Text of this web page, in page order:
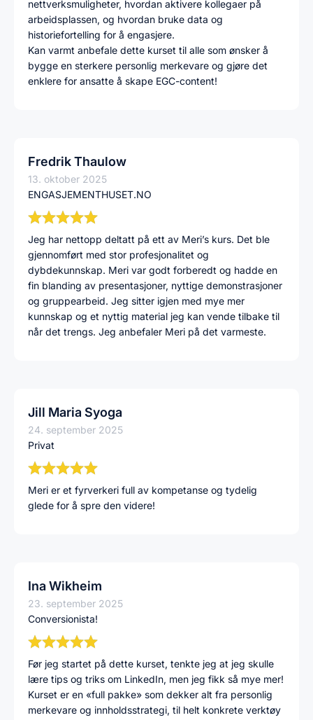
nettverksmuligheter, hvordan aktivere kollegaer på
arbeidsplassen, og hvordan bruke data og
historiefortelling for å engasjere.
Kan varmt anbefale dette kurset til alle som ønsker å
bygge en sterkere personlig merkevare og gjøre det
enklere for ansatte å skape EGC-content!
Fredrik Thaulow
13. oktober 2025
ENGASJEMENTHUSET.NO
Jeg har nettopp deltatt på ett av Meri’s kurs. Det ble
gjennomført med stor profesjonalitet og
dybdekunnskap. Meri var godt forberedt og hadde en
fin blanding av presentasjoner, nyttige demonstrasjoner
og gruppearbeid. Jeg sitter igjen med mye mer
kunnskap og et nyttig material jeg kan vende tilbake til
når det trengs. Jeg anbefaler Meri på det varmeste.
Jill Maria Syoga
24. september 2025
Privat
Meri er et fyrverkeri full av kompetanse og tydelig
glede for å spre den videre!
Ina Wikheim
23. september 2025
Conversionista!
Før jeg startet på dette kurset, tenkte jeg at jeg skulle
lære tips og triks om LinkedIn, men jeg fikk så mye mer!
Kurset er en «full pakke» som dekker alt fra personlig
merkevare og innholdsstrategi, til helt konkrete verktøy